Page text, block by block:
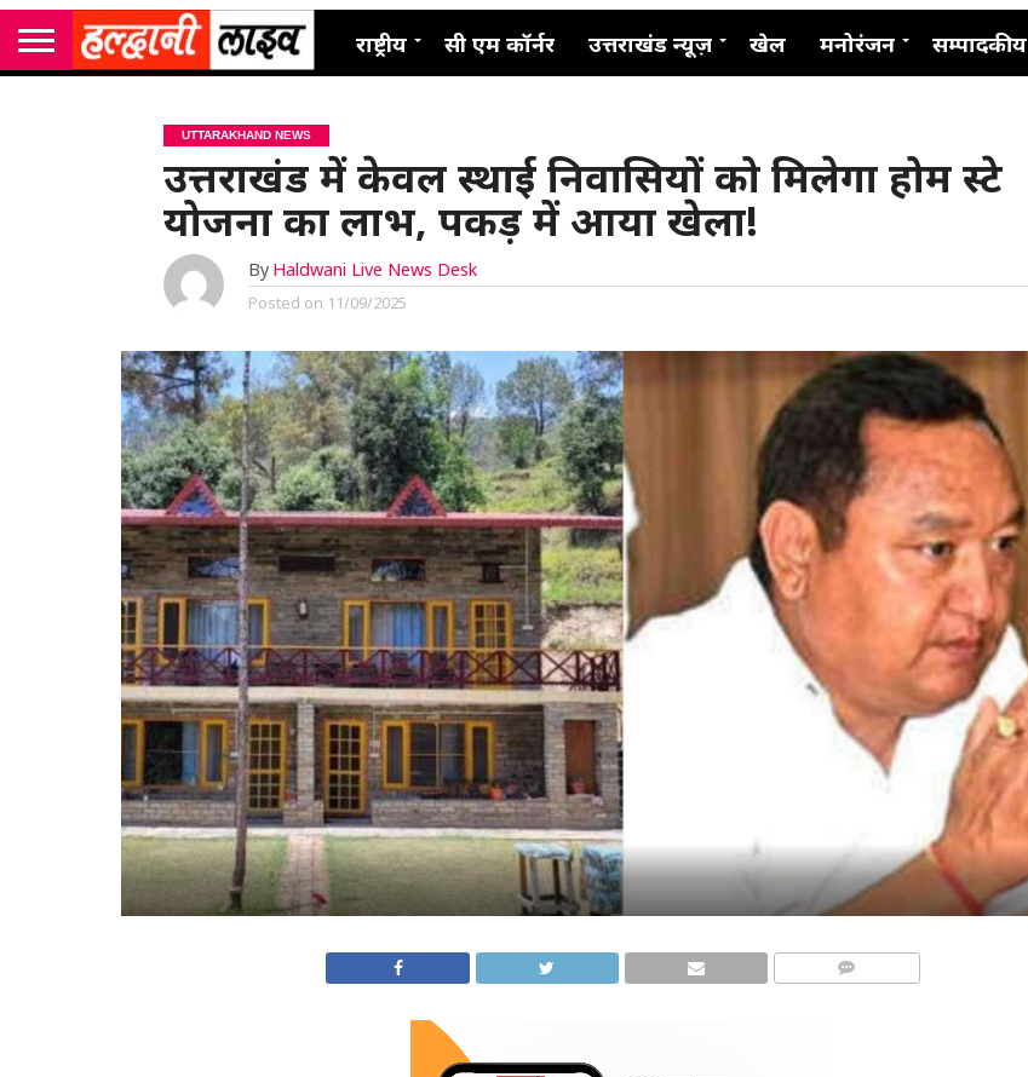
राष्ट्रीय सी एम कॉर्नर उत्तराखंड न्यूज़ खेल मनोरंजन सम्पादकीय
UTTARAKHAND NEWS
उत्तराखंड में केवल स्थाई निवासियों को मिलेगा होम स्टे
योजना का लाभ, पकड़ में आया खेला!
By Haldwani Live News Desk
Posted on 11/09/2025